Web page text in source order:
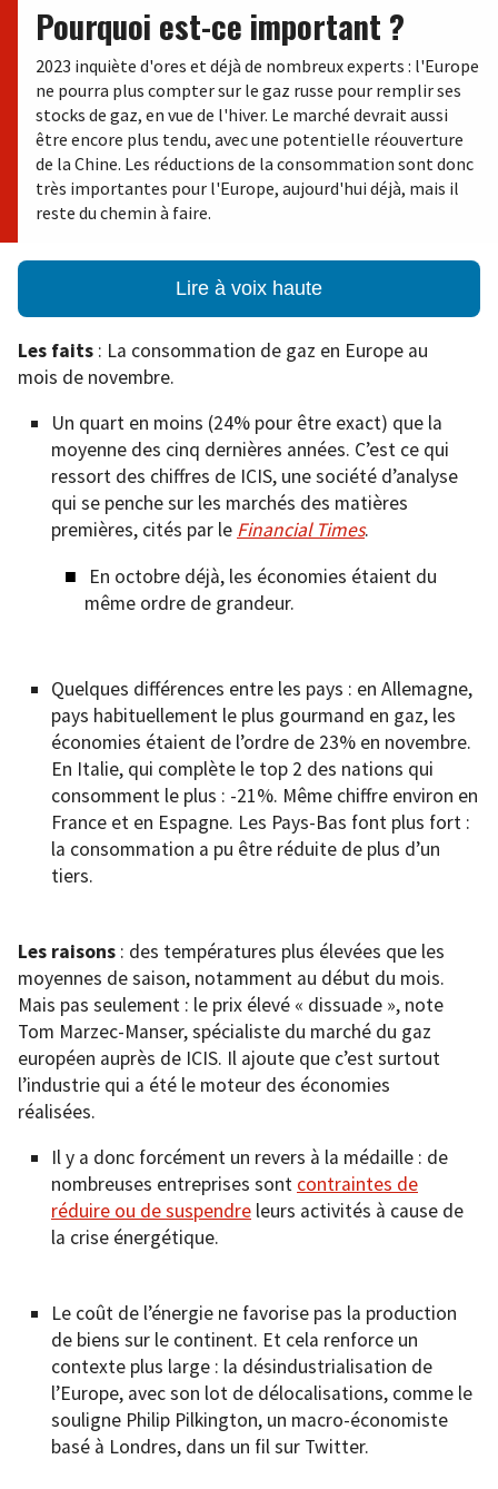
Pourquoi est-ce important ?
2023 inquiète d'ores et déjà de nombreux experts : l'Europe
ne pourra plus compter sur le gaz russe pour remplir ses
stocks de gaz, en vue de l'hiver. Le marché devrait aussi
être encore plus tendu, avec une potentielle réouverture
de la Chine. Les réductions de la consommation sont donc
très importantes pour l'Europe, aujourd'hui déjà, mais il
reste du chemin à faire.
Lire à voix haute
Les faits : La consommation de gaz en Europe au
mois de novembre.
Un quart en moins (24% pour être exact) que la
moyenne des cinq dernières années. C’est ce qui
ressort des chiffres de ICIS, une société d’analyse
qui se penche sur les marchés des matières
premières, cités par le Financial Times.
En octobre déjà, les économies étaient du
même ordre de grandeur.
Quelques différences entre les pays : en Allemagne,
pays habituellement le plus gourmand en gaz, les
économies étaient de l’ordre de 23% en novembre.
En Italie, qui complète le top 2 des nations qui
consomment le plus : -21%. Même chiffre environ en
France et en Espagne. Les Pays-Bas font plus fort :
la consommation a pu être réduite de plus d’un
tiers.
Les raisons : des températures plus élevées que les
moyennes de saison, notamment au début du mois.
Mais pas seulement : le prix élevé « dissuade », note
Tom Marzec-Manser, spécialiste du marché du gaz
européen auprès de ICIS. Il ajoute que c’est surtout
l’industrie qui a été le moteur des économies
réalisées.
Il y a donc forcément un revers à la médaille : de
nombreuses entreprises sont contraintes de
réduire ou de suspendre leurs activités à cause de
la crise énergétique.
Le coût de l’énergie ne favorise pas la production
de biens sur le continent. Et cela renforce un
contexte plus large : la désindustrialisation de
l’Europe, avec son lot de délocalisations, comme le
souligne Philip Pilkington, un macro-économiste
basé à Londres, dans un fil sur Twitter.